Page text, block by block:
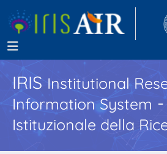
IRISInstitutional
Information System
Istituzionale della